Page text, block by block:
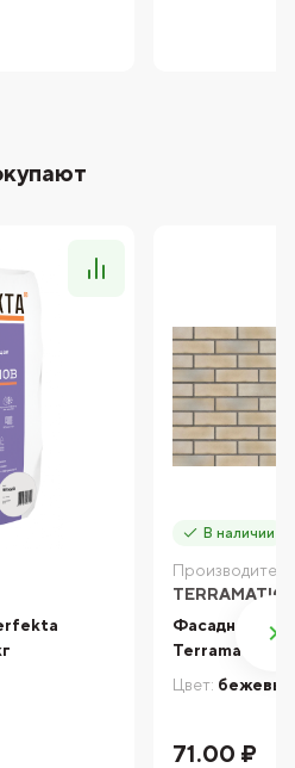
В наличии
TERRAMATIC
Фасадная
Terramatic
Цвет:
71.00 ₽